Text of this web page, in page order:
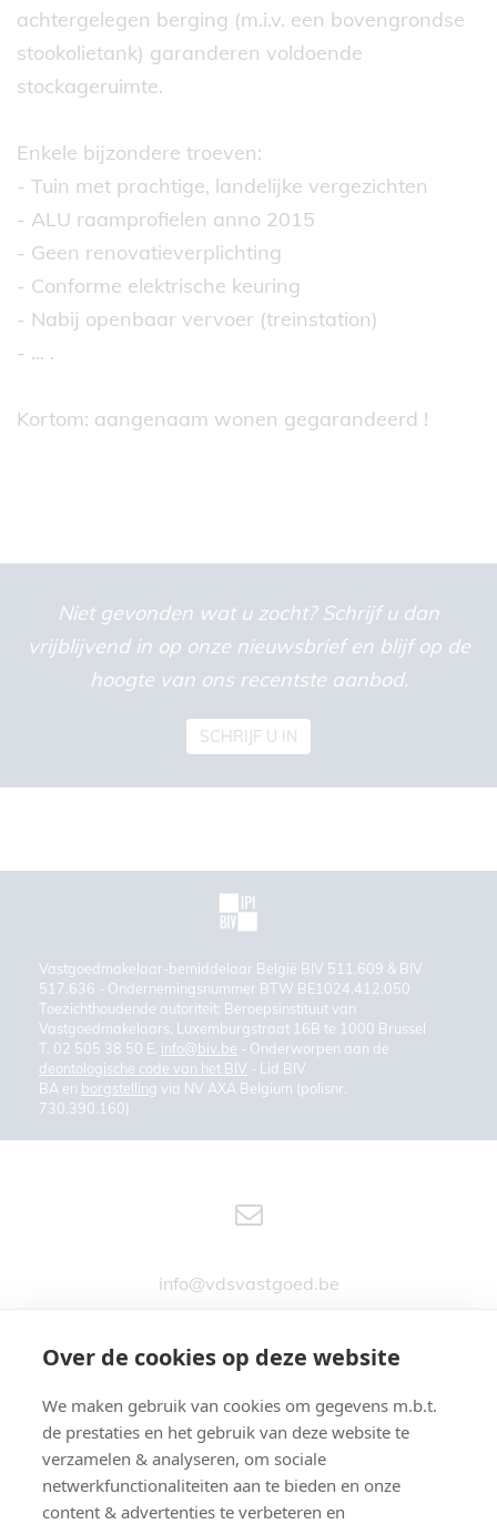
achtergelegen berging (m.i.v. een bovengrondse
stookolietank) garanderen voldoende
stockageruimte.
Enkele bijzondere troeven:
- Tuin met prachtige, landelijke vergezichten
- ALU raamprofielen anno 2015
- Geen renovatieverplichting
- Conforme elektrische keuring
- Nabij openbaar vervoer (treinstation)
- ... .
Kortom: aangenaam wonen gegarandeerd !
Niet gevonden wat u zocht? Schrijf u dan
vrijblijvend in op onze nieuwsbrief en blijf op de
hoogte van ons recentste aanbod.
SCHRIJF U IN
Vastgoedmakelaar-bemiddelaar België BIV 511.609 & BIV
517.636 - Ondernemingsnummer BTW BE1024.412.050
Toezichthoudende autoriteit: Beroepsinstituut van
Vastgoedmakelaars, Luxemburgstraat 16B te 1000 Brussel
T. 02 505 38 50 E. info@biv.be - Onderworpen aan de
deontologische code van het BIV - Lid BIV
BA en borgstelling via NV AXA Belgium (polisnr.
730.390.160)
info@vdsvastgoed.be
Stationsstraat 76
9890 GAVERE
Over de cookies op deze website
We maken gebruik van cookies om gegevens m.b.t.
de prestaties en het gebruik van deze website te
verzamelen & analyseren, om sociale
netwerkfunctionaliteiten aan te bieden en onze
content & advertenties te verbeteren en